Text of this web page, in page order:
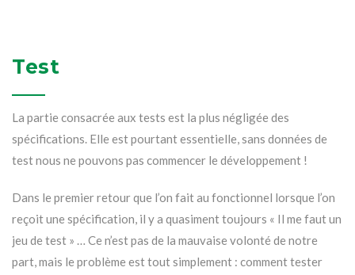
Test
La partie consacrée aux tests est la plus négligée des
spécifications. Elle est pourtant essentielle, sans données de
test nous ne pouvons pas commencer le développement !
Dans le premier retour que l’on fait au fonctionnel lorsque l’on
reçoit une spécification, il y a quasiment toujours « Il me faut un
jeu de test » … Ce n’est pas de la mauvaise volonté de notre
part, mais le problème est tout simplement : comment tester